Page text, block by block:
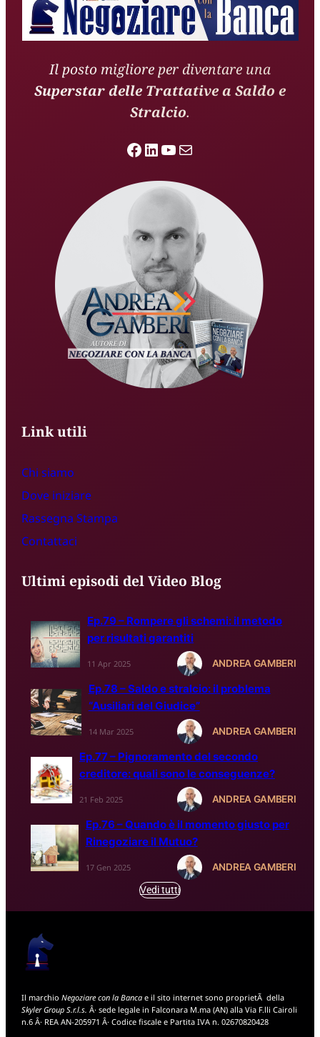
Il posto migliore per diventare una
Superstar delle Trattative a Saldo e
Stralcio.
Facebook LinkedIn YouTube Email
Link utili
Chi siamo
Dove iniziare
Rassegna Stampa
Contattaci
Ultimi episodi del Video Blog
Ep.79 – Rompere gli schemi: il metodo
per risultati garantiti
11 Apr 2025 ANDREA GAMBERI
Ep.78 – Saldo e stralcio: il problema
“Ausiliari del Giudice”
14 Mar 2025 ANDREA GAMBERI
Ep.77 – Pignoramento del secondo
creditore: quali sono le conseguenze?
21 Feb 2025 ANDREA GAMBERI
Ep.76 – Quando è il momento giusto per
Rinegoziare il Mutuo?
17 Gen 2025
ANDREA GAMBERI
Vedi tutti
Il marchioNegoziare con la Banca e il sito internet sono proprietÃ della
Skyler Group S.r.l.s. Â· sede legale in Falconara M.ma (AN) alla Via F.lli Cairoli
n.6 Â· REA AN-205971 Â· Codice fiscale e Partita IVA n. 02670820428